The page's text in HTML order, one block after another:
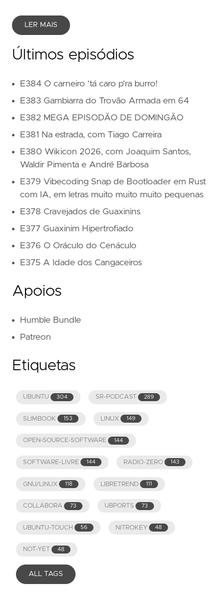
LER MAIS
Últimos episódios
E384 O carneiro 'tá caro p'ra burro!
E383 Gambiarra do Trovão Armada em 64
E382 MEGA EPISODÃO DE DOMINGÃO
E381 Na estrada, com Tiago Carreira
E380 Wikicon 2026, com Joaquim Santos,
Waldir Pimenta e André Barbosa
E379 Vibecoding Snap de Bootloader em Rust
com IA, em letras muito muito muito pequenas
E378 Cravejados de Guaxinins
E377 Guaxinim Hipertrofiado
E376 O Oráculo do Cenáculo
E375 A Idade dos Cangaceiros
Apoios
Humble Bundle
Patreon
Etiquetas
UBUNTU 304 SR-PODCAST 289
SLIMBOOK 153 LINUX 149
OPEN-SOURCE-SOFTWARE 144
SOFTWARE-LIVRE 144 RADIO-ZERO 143
GNU/LINUX 118 LIBRETREND 111
COLLABORA 73 UBPORTS 73
UBUNTU-TOUCH 56 NITROKEY 48
NOT-YET 48
ALL TAGS